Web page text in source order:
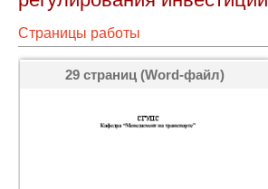
Страницы работы
29 страниц (Word-файл)